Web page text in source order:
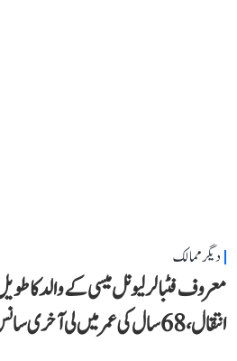
دیگر ممالک
معروف فٹبالر لیونل میسی کے والد کا
انتقال، 68 سال کی عمر میں لی آخری سانس